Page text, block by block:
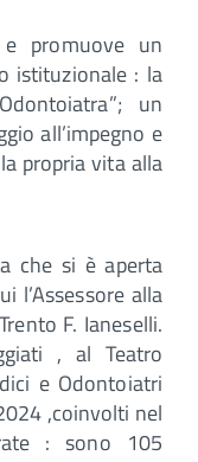
e promuove un
istituzionale : la
un
all’impegno e
propria vita alla
che si è aperta
l’Assessore alla
F. Ianeselli.
, al Teatro
e Odontoiatri
,coinvolti nel
: sono 105